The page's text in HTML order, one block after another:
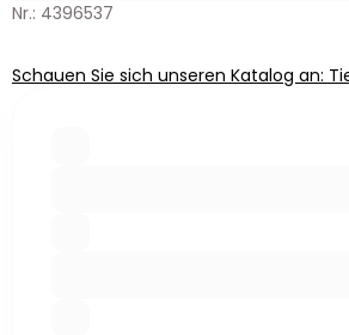
Nr.: 4396537
Schauen Sie sich unseren Katalog an: